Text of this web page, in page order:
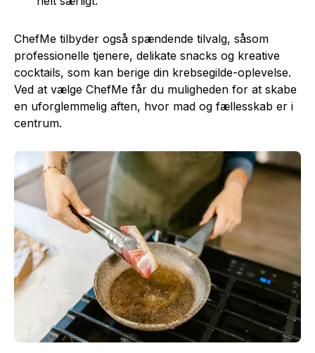
ChefMe tilbyder også spændende tilvalg, såsom
professionelle tjenere, delikate snacks og kreative
cocktails, som kan berige din krebsegilde-oplevelse.
Ved at vælge ChefMe får du muligheden for at skabe
en uforglemmelig aften, hvor mad og fællesskab er i
centrum.